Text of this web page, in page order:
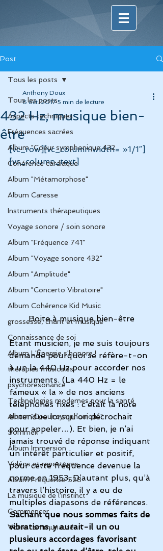
Post
Tous les posts
Aspects techniques
Fréquences sacrées
Album "Coeur symphonique 432
Cohérence cardiaque
Album "Métamorphose"
Album Caresse
Instruments thérapeutiques
Voyage sonore / soin sonore
Album "Fréquence 741"
Album "Voyage sonore 432"
Album "Amplitude"
Album "Concerto Vibratoire"
Album Cohérence Kid Music
grossesse, chant et musique
Connaissance de soi
Album L'Énergie s'honore !
thérapies musicales
psychorésonance
Technologies modernes pour la santé
Album "Coeur symphonique"
Sommeil
Album Immersion
Vidéos et reportages
Album Fréquence 528
La musique de l'instinct
Commencer
Votre communauté
Tous les posts
432 Hz, musique bien-
être
Anthony Doux
6 oct. 2017 5 min de lecture
[vc_row][vc_column width= »1/1″]
[vc_column_text]
Boite à musique bien-être
Etant musicien, je me suis toujours
demandé pourquoi se réfère-t-on
à un la 440 Hz pour accorder nos
instruments. (La 440 Hz = le
fameux « la » de nos anciens
téléphones fixes : c’était la note
entendue lorsqu’on décrochait
pour appeler…). Et bien, je n’ai
jamais trouvé de réponse indiquant
un intérêt particulier et positif,
pour cette fréquence devenue la
norme en 1953. D’autant plus, qu’à
travers l’histoire, il y a eu de
multiples diapasons de références.
Sachant que nous sommes faits de
vibrations, y aurait-il un ou
plusieurs accordages favorisant